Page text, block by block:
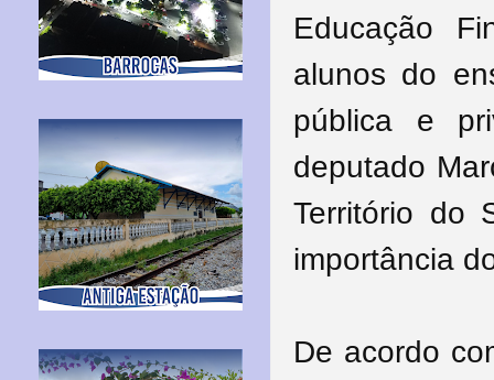
Educação
alunos do
pública e
deputado
Território do
importância
De acordo